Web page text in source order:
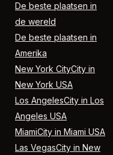
De beste plaatsen in
de wereld
De beste plaatsen in
Amerika
New York CityCity in
New York USA
Los AngelesCity in Los
Angeles USA
MiamiCity in Miami USA
Las VegasCity in New